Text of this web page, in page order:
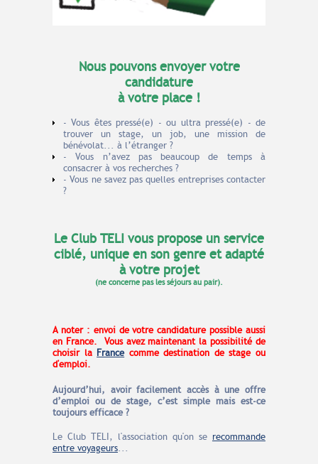
Nous pouvons envoyer votre
candidature
à votre place !
- Vous êtes pressé(e) - ou ultra pressé(e) - de
trouver un stage, un job, une mission de
bénévolat... à l’étranger ?
- Vous n’avez pas beaucoup de temps à
consacrer à vos recherches ?
- Vous ne savez pas quelles entreprises contacter
?
Le Club TELI vous propose un service
ciblé, unique en son genre et adapté
à votre projet
(ne concerne pas les séjours au pair).
A noter : envoi de votre candidature possible aussi
en France. Vous avez maintenant lapossibilité de
choisir la Francecomme destination de stage ou
d'emploi.
Aujourd’hui, avoir facilement accès à une offre
d’emploi ou de stage, c’est simple mais est-ce
toujours efficace ?
Le Club TELI, l'association qu'on se recommande
entre voyageurs...